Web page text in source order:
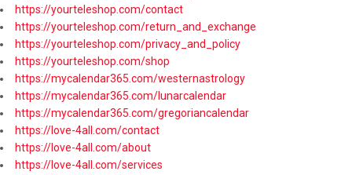
https://yourteleshop.com/contact
https://yourteleshop.com/return_and_exchange
https://yourteleshop.com/privacy_and_policy
https://yourteleshop.com/shop
https://mycalendar365.com/westernastrology
https://mycalendar365.com/lunarcalendar
https://mycalendar365.com/gregoriancalendar
https://love-4all.com/contact
https://love-4all.com/about
https://love-4all.com/services